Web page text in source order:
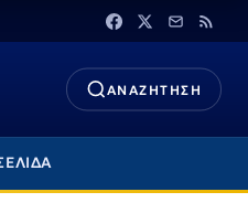
ΑΝΑΖΗΤΗΣΗ